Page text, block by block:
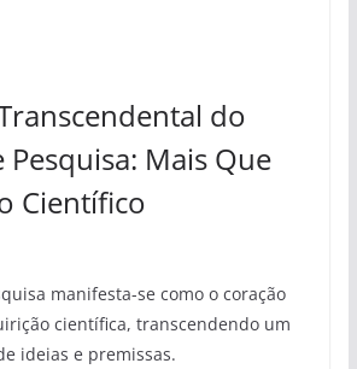
do
Mais Que
Científico
manifesta-se como o coração
científica, transcendendo um
ideias e premissas.